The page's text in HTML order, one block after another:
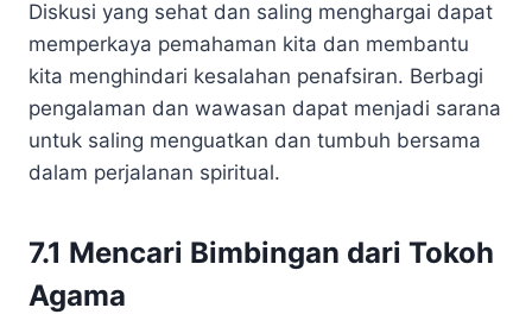
Diskusi yang sehat dan saling menghargai dapat
memperkaya pemahaman kita dan membantu
kita menghindari kesalahan penafsiran. Berbagi
pengalaman dan wawasan dapat menjadi sarana
untuk saling menguatkan dan tumbuh bersama
dalam perjalanan spiritual.
7.1 Mencari Bimbingan dari Tokoh
Agama